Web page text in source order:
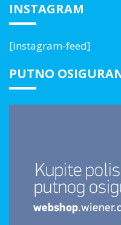
INSTAGRAM
[instagram-feed]
PUTNO